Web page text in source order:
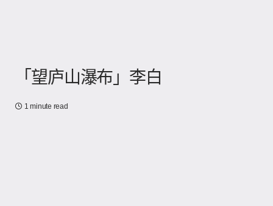
「望庐山瀑布」李白
1 minute read